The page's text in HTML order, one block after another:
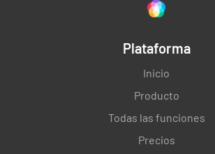
Plataforma
Inicio
Producto
Todas las funciones
Precios